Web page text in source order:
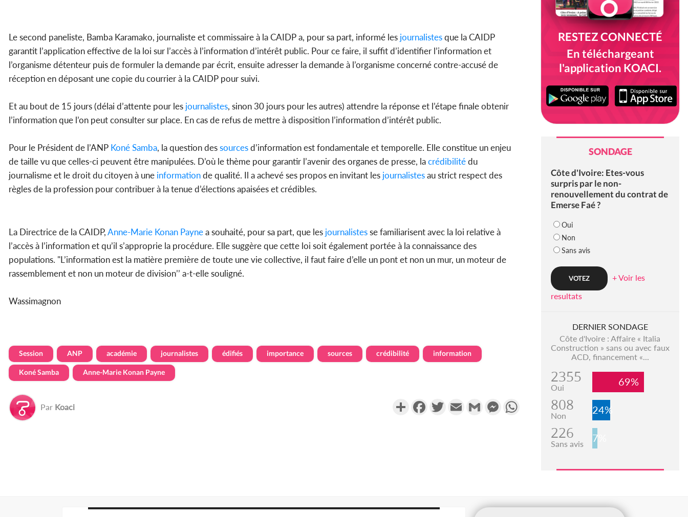
Le second paneliste, Bamba Karamako, journaliste et commissaire à la CAIDP a, pour sa part, informé les journalistesque la CAIDP
garantit l’application effective de la loi sur l’accès à l’information d’intérêt public. Pour ce faire, il suffit d’identifier l’information et
l’organisme détenteur puis de formuler la demande par écrit, ensuite adresser la demande à l’organisme concerné contre-accusé de
réception en déposant une copie du courrier à la CAIDP pour suivi.
Et au bout de 15 jours (délai d’attente pour les journalistes, sinon 30 jours pour les autres) attendre la réponse et l’étape finale obtenir
l’information que l’on peut consulter sur place. En cas de refus de mettre à disposition l’information d’intérêt public.
Pour le Président de l’ANP Koné Samba, la question dessourcesd’information est fondamentale et temporelle. Elle constitue un enjeu
de taille vu que celles-ci peuvent être manipulées. D’où le thème pour garantir l’avenir des organes de presse, lacrédibilitédu
journalisme et le droit du citoyen à une informationde qualité. Il a achevé ses propos en invitant les journalistesau strict respect des
règles de la profession pour contribuer à la tenue d’élections apaisées et crédibles.
La Directrice de la CAIDP,Anne-Marie Konan Paynea souhaité, pour sa part, que les journalistesse familiarisent avec la loi relative à
l’accès à l’information et qu’il s’approprie la procédure. Elle suggère que cette loi soit également portée à la connaissance des
populations. "L’information est la matière première de toute une vie collective, il faut faire d’elle un pont et non un mur, un moteur de
rassemblement et non un moteur de division’’ a-t-elle souligné.
Wassimagnon
Session ANP académie journalistes édifiés importance sources crédibilité information
Koné Samba Anne-Marie Konan Payne
Par Koaci PartagerFacebookTwitterEmail Gmail MessengerWhatsApp
RESTEZ CONNECTÉ
En téléchargeant
l'application KOACI.
SONDAGE
Côte d'Ivoire: Etes-vous
surpris par le non-
renouvellement du contrat de
Emerse Faé ?
Oui
Non
Sans avis
+ Voir les
resultats
DERNIER SONDAGE
Côte d'Ivoire : Affaire « Italia
Construction » sans ou avec faux
ACD, financement «...
2355
Oui 69%
808
Non 24%
226
Sans avis 7%